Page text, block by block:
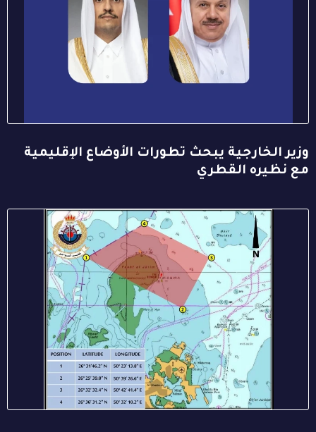
وزير الخارجية يبحث تطورات الأوضاع الإقليمية
مع نظيره القطري